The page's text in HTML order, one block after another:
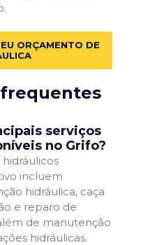
ORÇAMENTO DE
serviços
no Grifo?
hidráulicos
incluem
hidráulica, caça
e reparo de
de manutenção
hidráulicas.